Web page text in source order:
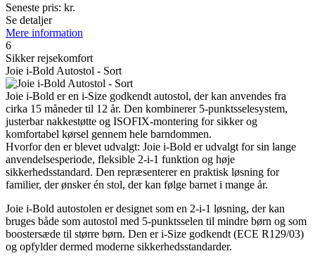
Seneste pris: kr.
Se detaljer
Mere information
6
Sikker rejsekomfort
Joie i-Bold Autostol - Sort
Joie i-Bold er en i-Size godkendt autostol, der kan anvendes fra
cirka 15 måneder til 12 år. Den kombinerer 5-punktsselesystem,
justerbar nakkestøtte og ISOFIX-montering for sikker og
komfortabel kørsel gennem hele barndommen.
Hvorfor den er blevet udvalgt: Joie i-Bold er udvalgt for sin lange
anvendelsesperiode, fleksible 2-i-1 funktion og høje
sikkerhedsstandard. Den repræsenterer en praktisk løsning for
familier, der ønsker én stol, der kan følge barnet i mange år.
Joie i-Bold autostolen er designet som en 2-i-1 løsning, der kan
bruges både som autostol med 5-punktsselen til mindre børn og som
boostersæde til større børn. Den er i-Size godkendt (ECE R129/03)
og opfylder dermed moderne sikkerhedsstandarder.